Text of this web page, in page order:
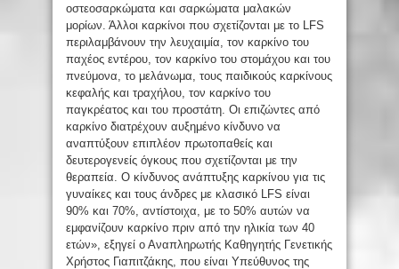
οστεοσαρκώματα και σαρκώματα μαλακών
μορίων. Άλλοι καρκίνοι που σχετίζονται με το LFS
περιλαμβάνουν την λευχαιμία, τον καρκίνο του
παχέος εντέρου, τον καρκίνο του στομάχου και του
πνεύμονα, το μελάνωμα, τους παιδικούς καρκίνους
κεφαλής και τραχήλου, τον καρκίνο του
παγκρέατος και του προστάτη. Οι επιζώντες από
καρκίνο διατρέχουν αυξημένο κίνδυνο να
αναπτύξουν επιπλέον πρωτοπαθείς και
δευτερογενείς όγκους που σχετίζονται με την
θεραπεία. Ο κίνδυνος ανάπτυξης καρκίνου για τις
γυναίκες και τους άνδρες με κλασικό LFS είναι
90% και 70%, αντίστοιχα, με το 50% αυτών να
εμφανίζουν καρκίνο πριν από την ηλικία των 40
ετών», εξηγεί ο Αναπληρωτής Καθηγητής Γενετικής
Χρήστος Γιαπιτζάκης, που είναι Υπεύθυνος της